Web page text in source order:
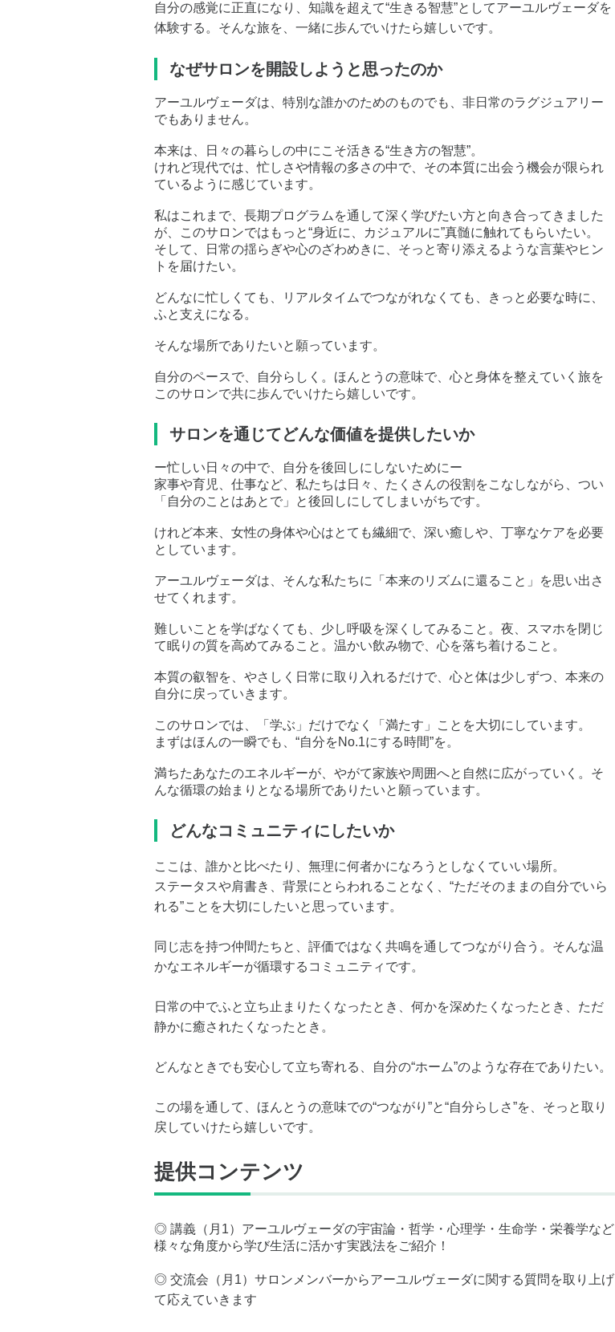
自分の感覚に正直になり、知識を超えて“生きる智慧”としてアーユルヴェーダを
体験する。そんな旅を、一緒に歩んでいけたら嬉しいです。
なぜサロンを開設しようと思ったのか
アーユルヴェーダは、特別な誰かのためのものでも、非日常のラグジュアリー
でもありません。
本来は、日々の暮らしの中にこそ活きる“生き方の智慧”。
けれど現代では、忙しさや情報の多さの中で、その本質に出会う機会が限られ
ているように感じています。
私はこれまで、長期プログラムを通して深く学びたい方と向き合ってきました
が、このサロンではもっと“身近に、カジュアルに”真髄に触れてもらいたい。
そして、日常の揺らぎや心のざわめきに、そっと寄り添えるような言葉やヒン
トを届けたい。
どんなに忙しくても、リアルタイムでつながれなくても、きっと必要な時に、
ふと支えになる。
そんな場所でありたいと願っています。
自分のペースで、自分らしく。ほんとうの意味で、心と身体を整えていく旅を
このサロンで共に歩んでいけたら嬉しいです。
サロンを通じてどんな価値を提供したいか
ー忙しい日々の中で、自分を後回しにしないためにー
家事や育児、仕事など、私たちは日々、たくさんの役割をこなしながら、つい
「自分のことはあとで」と後回しにしてしまいがちです。
けれど本来、女性の身体や心はとても繊細で、深い癒しや、丁寧なケアを必要
としています。
アーユルヴェーダは、そんな私たちに「本来のリズムに還ること」を思い出さ
せてくれます。
難しいことを学ばなくても、少し呼吸を深くしてみること。夜、スマホを閉じ
て眠りの質を高めてみること。温かい飲み物で、心を落ち着けること。
本質の叡智を、やさしく日常に取り入れるだけで、心と体は少しずつ、本来の
自分に戻っていきます。
このサロンでは、「学ぶ」だけでなく「満たす」ことを大切にしています。
まずはほんの一瞬でも、“自分をNo.1にする時間”を。
満ちたあなたのエネルギーが、やがて家族や周囲へと自然に広がっていく。そ
んな循環の始まりとなる場所でありたいと願っています。
どんなコミュニティにしたいか
ここは、誰かと比べたり、無理に何者かになろうとしなくていい場所。
ステータスや肩書き、背景にとらわれることなく、“ただそのままの自分でいら
れる”ことを大切にしたいと思っています。
同じ志を持つ仲間たちと、評価ではなく共鳴を通してつながり合う。そんな温
かなエネルギーが循環するコミュニティです。
日常の中でふと立ち止まりたくなったとき、何かを深めたくなったとき、ただ
静かに癒されたくなったとき。
どんなときでも安心して立ち寄れる、自分の“ホーム”のような存在でありたい。
この場を通して、ほんとうの意味での“つながり”と“自分らしさ”を、そっと取り
戻していけたら嬉しいです。
提供コンテンツ
◎ 講義（月1）アーユルヴェーダの宇宙論・哲学・心理学・生命学・栄養学など
様々な角度から学び生活に活かす実践法をご紹介！
◎ 交流会（月1）サロンメンバーからアーユルヴェーダに関する質問を取り上げ
て応えていきます